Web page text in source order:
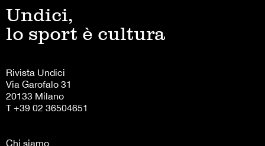
Undici,
lo sport è cultura
Rivista Undici
Via Garofalo 31
20133 Milano
T +39 02 36504651
Chi siamo